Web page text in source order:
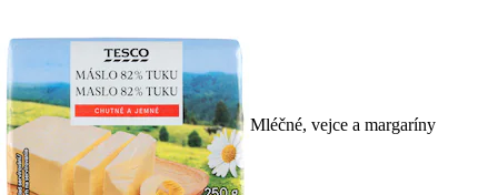
Mléčné, vejce a margaríny